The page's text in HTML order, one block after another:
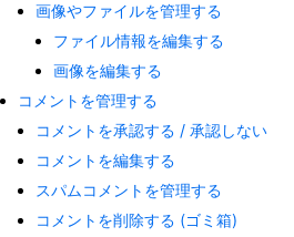
画像やファイルを管理する
ファイル情報を編集する
画像を編集する
コメントを管理する
コメントを承認する / 承認しない
コメントを編集する
スパムコメントを管理する
コメントを削除する (ゴミ箱)